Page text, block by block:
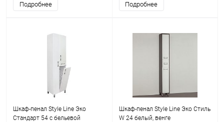
Подробнее Подробнее
Шкаф-пенал Style Line Эко
Стандарт 54 с бельевой
Шкаф-пенал Style Line Эко Стиль
W 24 белый, венге